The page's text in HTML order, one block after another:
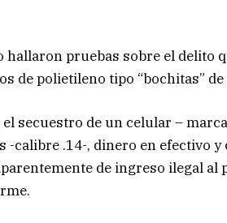
hallaron pruebas sobre el delito
de polietileno tipo “bochitas” de
el secuestro de un celular –
-calibre .14-, dinero en efectivo
de ingreso ilegal al